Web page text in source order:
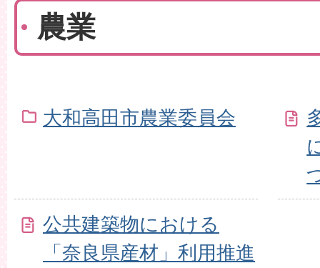
農業
大和高田市農業委員会
公共建築物における
「奈良県産材」利用推進